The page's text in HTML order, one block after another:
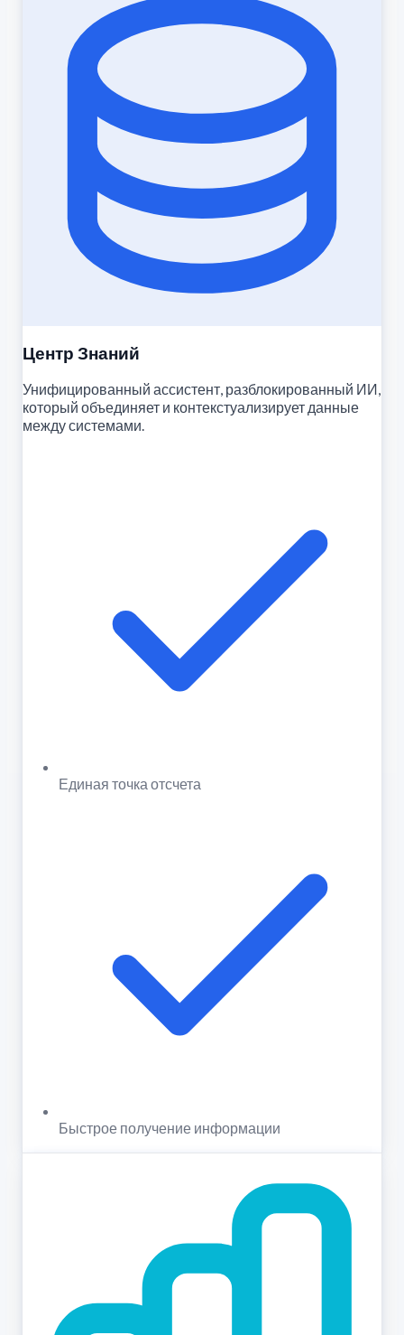
Центр Знаний
Унифицированный ассистент, разблокированный ИИ,
который объединяет и контекстуализирует данные
между системами.
Единая точка отсчета
Быстрое получение информации